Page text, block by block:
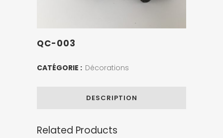
QC-003
CATÉGORIE : Décorations
DESCRIPTION
Related Products